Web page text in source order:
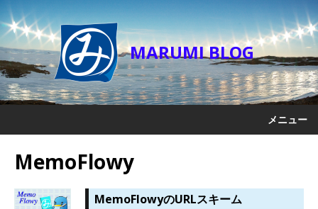
MARUMI BLOG
メニュー
MemoFlowy
MemoFlowyのURLスキーム